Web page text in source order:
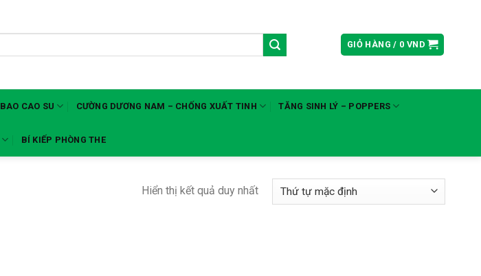
GIỎ HÀNG / 0 VND
BAO CAO SU CƯỜNG DƯƠNG NAM – CHỐNG XUẤT TINH TĂNG SINH LÝ – POPPERS
BÍ KIẾP PHÒNG THE
Hiển thị kết quả duy nhất